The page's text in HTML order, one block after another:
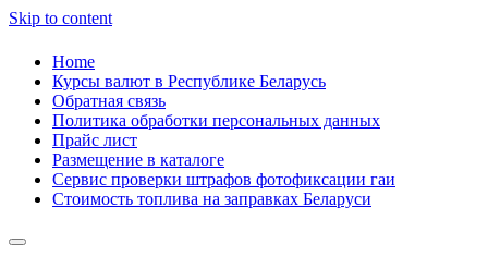
Skip to content
Home
Курсы валют в Республике Беларусь
Обратная связь
Политика обработки персональных данных
Прайс лист
Размещение в каталоге
Сервис проверки штрафов фотофиксации гаи
Стоимость топлива на заправках Беларуси